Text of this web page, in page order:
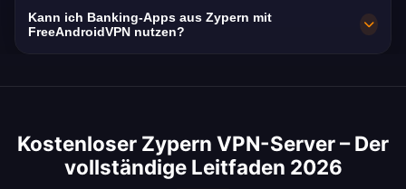
Durchschnittsgeschwindigkeit in Zypern liegt
Downloads.
Kann ich Banking-Apps aus Zypern mit
FreeAndroidVPN nutzen?
Bank Cyprus sind mit einer IP-Adresse aus
Nutzungsbedingungen Ihrer Bank.
Kostenloser Zypern VPN-Server – Der
vollständige Leitfaden 2026